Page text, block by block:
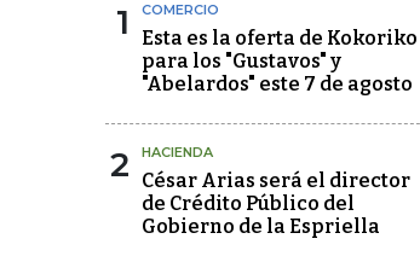
1 COMERCIO
Esta es la oferta de Kokoriko
para los "Gustavos" y
"Abelardos" este 7 de agosto
2 HACIENDA
César Arias será el director
de Crédito Público del
Gobierno de la Espriella